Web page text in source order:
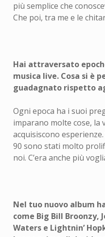
più semplice che
Che poi, tra me e le
Hai attraversato
musica live. Cosa si è
guadagnato rispetto
Ogni epoca ha i suoi
imparano molte cose, la
acquisiscono
90 sono stati molto
noi. C’era anche più
Nel tuo nuovo album
come Big Bill Broonzy,
Waters e Lightnin’